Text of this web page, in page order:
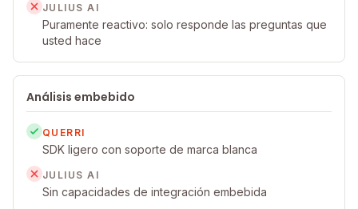
JULIUS AI
Puramente reactivo: solo responde las preguntas que
usted hace
Análisis embebido
QUERRI
SDK ligero con soporte de marca blanca
JULIUS AI
Sin capacidades de integración embebida